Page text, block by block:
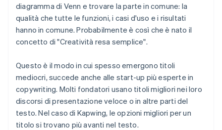
diagramma di Venn e trovare la parte in comune: la
qualità che tutte le funzioni, i casi d'uso e i risultati
hanno in comune. Probabilmente è così che è nato il
concetto di "Creatività resa semplice".
Questo è il modo in cui spesso emergono titoli
mediocri, succede anche alle start-up più esperte in
copywriting. Molti fondatori usano titoli migliori nei loro
discorsi di presentazione veloce o in altre parti del
testo. Nel caso di Kapwing, le opzioni migliori per un
titolo si trovano più avanti nel testo.